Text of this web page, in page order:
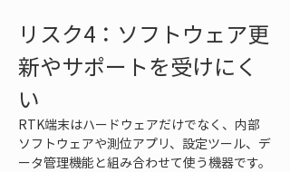
リスク4：ソフトウェア更
新やサポートを受けにく
い
RTK端末はハードウェアだけでなく、内部
ソフトウェアや測位アプリ、設定ツール、デ
ータ管理機能と組み合わせて使う機器です。